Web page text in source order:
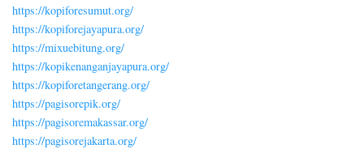
https://kopiforesumut.org/
https://kopiforejayapura.org/
https://mixuebitung.org/
https://kopikenanganjayapura.org/
https://kopiforetangerang.org/
https://pagisorepik.org/
https://pagisoremakassar.org/
https://pagisorejakarta.org/